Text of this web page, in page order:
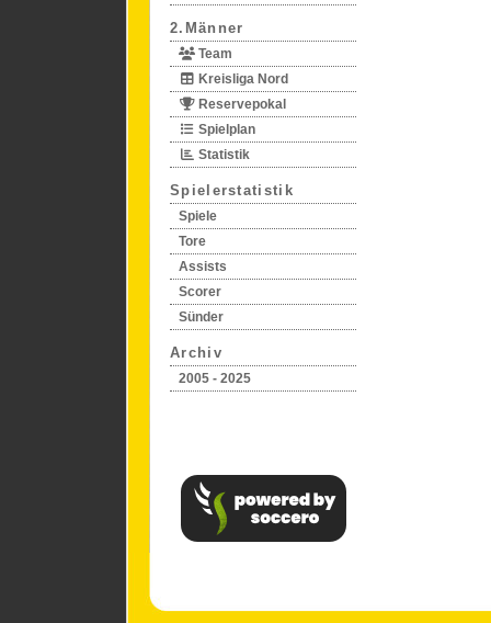
2.Männer
Team
Kreisliga Nord
Reservepokal
Spielplan
Statistik
Spielerstatistik
Spiele
Tore
Assists
Scorer
Sünder
Archiv
2005 - 2025